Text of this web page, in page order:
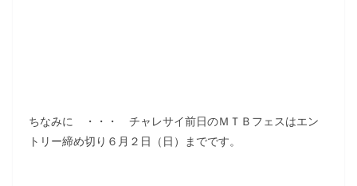
ちなみに ・・・ チャレサイ前日のＭＴＢフェスはエン
トリー締め切り６月２日（日）までです。